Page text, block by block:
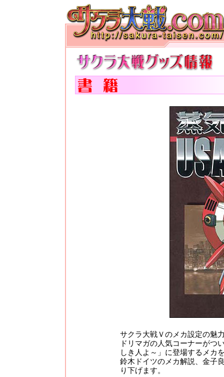
サクラ大戦Ｖのメカ設定の魅
ドリマガの人気コーナーがつ
しき人よ～」に登場するメカ
鈴木ドイツのメカ解説、金子
り下げます。